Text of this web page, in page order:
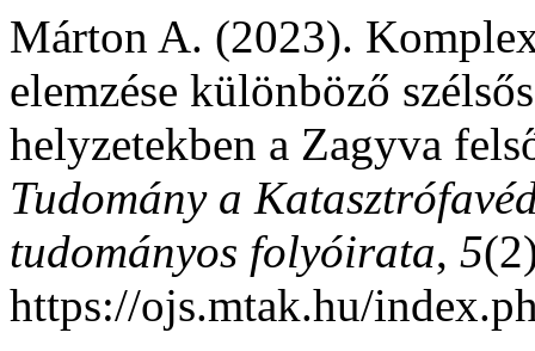
Márton A. (2023).
elemzése különböző
helyzetekben a Zagyva
Tudomány a
tudományos folyóirata, 5
https://ojs.mtak.hu/